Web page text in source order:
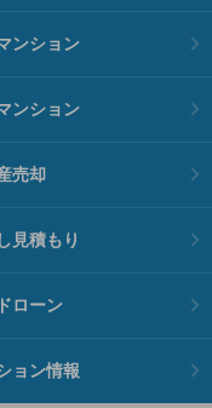
ンション
ンション
売却
見積もり
ローン
ョン情報